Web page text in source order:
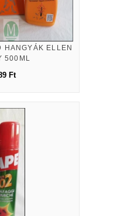
HANGYÁK ELLEN
500ML
Ft